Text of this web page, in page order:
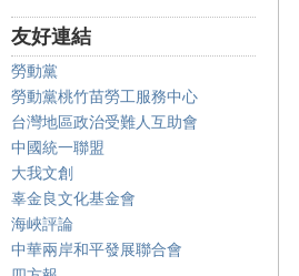
友好連結
勞動黨
勞動黨桃竹苗勞工服務中心
台灣地區政治受難人互助會
中國統一聯盟
大我文創
辜金良文化基金會
海峽評論
中華兩岸和平發展聯合會